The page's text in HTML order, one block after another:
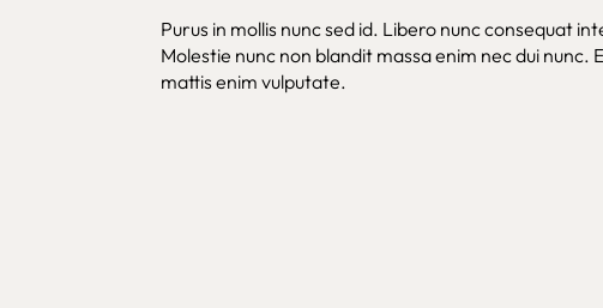
Purus in mollis nunc sed id. Libero nunc consequat
Molestie nunc non blandit massa enim nec dui nunc.
mattis enim vulputate.